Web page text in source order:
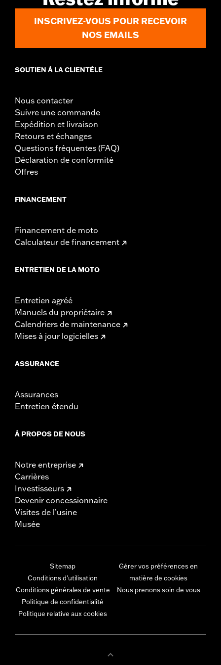
INSCRIVEZ-VOUS POUR RECEVOIR
NOS EMAILS
SOUTIEN À LA CLIENTÈLE
Nous contacter
Suivre une commande
Expédition et livraison
Retours et échanges
Questions fréquentes (FAQ)
Déclaration de conformité
Offres
FINANCEMENT
Financement de moto
Calculateur de financement
ENTRETIEN DE LA MOTO
Entretien agréé
Manuels du propriétaire
Calendriers de maintenance
Mises à jour logicielles
ASSURANCE
Assurances
Entretien étendu
À PROPOS DE NOUS
Notre entreprise
Carrières
Investisseurs
Devenir concessionnaire
Visites de l’usine
Musée
Sitemap
Conditions d'utilisation
Conditions générales de vente
Politique de confidentialité
Politique relative aux cookies
Gérer vos préférences en
matière de cookies
Nous prenons soin de vous